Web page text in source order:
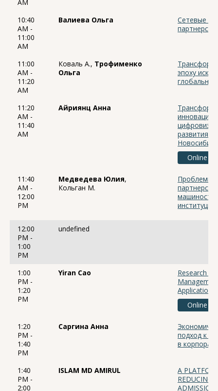
AM
10:40
AM -
11:00
AM
Валиева Ольга
Сетевые
11:00
AM -
11:20
AM
Коваль А., Трофименко
Ольга
эпоху
11:20
AM -
11:40
AM
Айриянц Анна
развития
Online
11:40
AM -
12:00
PM
Медведева Юлия,
Кольган М.
Проблемы
12:00
PM -
1:00
PM
undefined
1:00
PM -
1:20
PM
Yiran Cao
Research
Application
Online
1:20
PM -
1:40
PM
Саргина Анна
подход к
в
1:40
PM -
2:00
ISLAM MD AMIRUL
A
REDUCING